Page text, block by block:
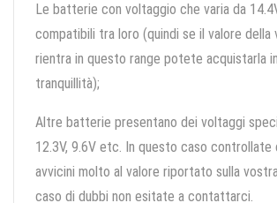
Le batterie con voltaggio che varia da
compatibili tra loro (quindi se il valore
rientra in questo range potete acquistarla
tranquillità);
Altre batterie presentano dei voltaggi
12.3V, 9.6V etc. In questo caso controllate
avvicini molto al valore riportato sulla
caso di dubbi non esitate a contattarci.